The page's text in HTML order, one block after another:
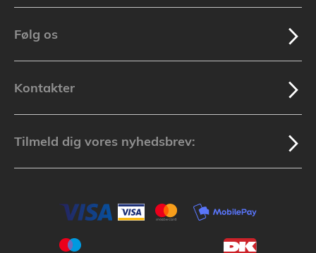
Følg os
Kontakter
Tilmeld dig vores nyhedsbrev: